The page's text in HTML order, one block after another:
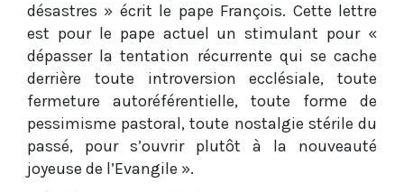
désastres » écrit le pape François. Cette lettre
est pour le pape actuel un stimulant pour «
dépasser la tentation récurrente qui se cache
derrière toute introversion ecclésiale, toute
fermeture autoréférentielle, toute forme de
pessimisme pastoral, toute nostalgie stérile du
passé, pour s’ouvrir plutôt à la nouveauté
joyeuse de l’Evangile ».